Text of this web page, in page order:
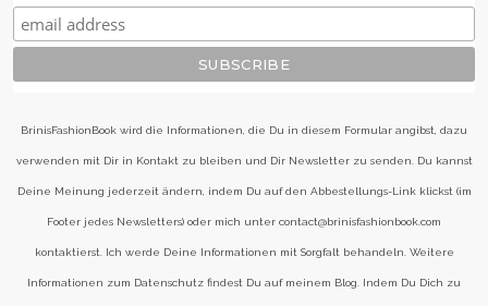
BrinisFashionBook wird die Informationen, die Du in diesem Formular angibst, dazu
verwenden mit Dir in Kontakt zu bleiben und Dir Newsletter zu senden. Du kannst
Deine Meinung jederzeit ändern, indem Du auf den Abbestellungs-Link klickst (im
Footer jedes Newsletters) oder mich unter contact@brinisfashionbook.com
kontaktierst. Ich werde Deine Informationen mit Sorgfalt behandeln. Weitere
Informationen zum Datenschutz findest Du auf meinem Blog. Indem Du Dich zu